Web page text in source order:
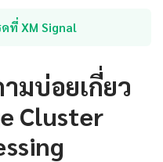
XM Signal
มบ่อยเกี่ยว
Cluster